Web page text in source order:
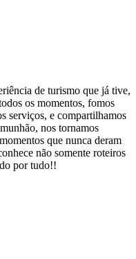
de turismo que já tive,
os momentos, fomos
serviços, e compartilhamos
nos tornamos
que nunca deram
não somente roteiros
por tudo!!